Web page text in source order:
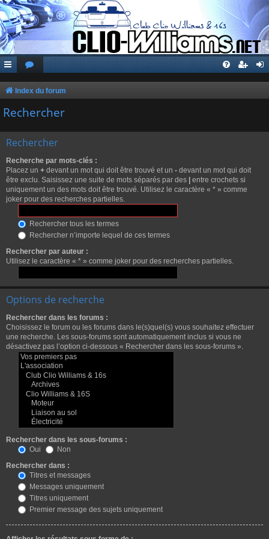
Index du forum
Rechercher
Rechercher
Recherche par mots-clés :
Placez un + devant un mot qui doit être trouvé et un - devant un mot qui doit
être exclu. Saisissez une suite de mots séparés par des | entre crochets si
uniquement un des mots doit être trouvé. Utilisez le caractère « * » comme
joker pour des recherches partielles.
Rechercher tous les termes
Rechercher n’importe lequel de ces termes
Rechercher par auteur :
Utilisez le caractère « * » comme joker pour des recherches partielles.
Options de recherche
Rechercher dans les forums :
Choisissez le forum ou les forums dans le(s)quel(s) vous souhaitez effectuer
une recherche. Les sous-forums sont automatiquement inclus si vous ne
désactivez pas l’option ci-dessous « Rechercher dans les sous-forums ».
Rechercher dans les sous-forums :
Oui
Non
Rechercher dans :
Titres et messages
Messages uniquement
Titres uniquement
Premier message des sujets uniquement